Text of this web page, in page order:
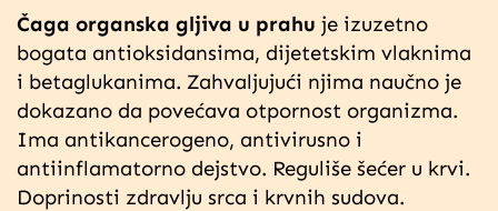
Čaga organska gljiva u prahu je izuzetno
bogata antioksidansima, dijetetskim vlaknima
i betaglukanima. Zahvaljujući njima naučno je
dokazano da povećava otpornost organizma.
Ima antikancerogeno, antivirusno i
antiinflamatorno dejstvo. Reguliše šećer u krvi.
Doprinosti zdravlju srca i krvnih sudova.